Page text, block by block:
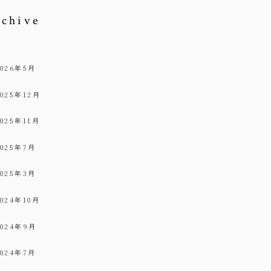
年5月
年12月
年11月
年7月
年3月
年10月
年9月
年7月